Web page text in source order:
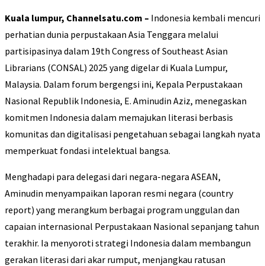
Kuala lumpur, Channelsatu.com – Indonesia kembali mencuri
perhatian dunia perpustakaan Asia Tenggara melalui
partisipasinya dalam 19th Congress of Southeast Asian
Librarians (CONSAL) 2025 yang digelar di Kuala Lumpur,
Malaysia. Dalam forum bergengsi ini, Kepala Perpustakaan
Nasional Republik Indonesia, E. Aminudin Aziz, menegaskan
komitmen Indonesia dalam memajukan literasi berbasis
komunitas dan digitalisasi pengetahuan sebagai langkah nyata
memperkuat fondasi intelektual bangsa.
Menghadapi para delegasi dari negara-negara ASEAN,
Aminudin menyampaikan laporan resmi negara (country
report) yang merangkum berbagai program unggulan dan
capaian internasional Perpustakaan Nasional sepanjang tahun
terakhir. Ia menyoroti strategi Indonesia dalam membangun
gerakan literasi dari akar rumput, menjangkau ratusan